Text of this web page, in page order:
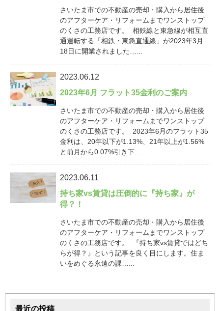
さいたま市での不動産の売却・購入から居住後
のアフターケア・リフォームまでワンストップ
のくさの工務店です。 相鉄線と東急線が相互直
通運転する「相鉄・東急直通線」が2023年3月
18日に開業されました…...
2023.06.12
2023年6月 フラット35金利のご案内
さいたま市での不動産の売却・購入から居住後
のアフターケア・リフォームまでワンストップ
のくさの工務店です。 2023年6月のフラット35
金利は、20年以下が1.13%、21年以上が1.56%
と前月から0.07%引き下…...
2023.06.11
持ち家vs賃貸は圧倒的に『持ち家』が
得？！
さいたま市での不動産の売却・購入から居住後
のアフターケア・リフォームまでワンストップ
のくさの工務店です。 『持ち家vs賃貸ではどち
らが得？』という記事を良く目にします。住ま
いをめぐる永遠の課…...
最近の投稿